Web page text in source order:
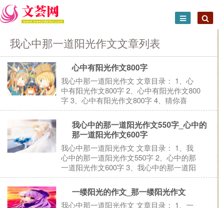
我心中那一道阳光作文文章列表
心中有阳光作文800字
我心中那一道阳光作文 文章目录： 1、心
中有阳光作文800字 2、心中有阳光作文800
字 3、心中有阳光作文800字 4、猜你喜
欢： 1、心中有阳光作文800字 抬头凝望天
空，伸手张开五指，碎金般的阳光温柔地穿
过指缝，一如你温暖的手掌抚摸我的全身，
仿...
我心中的那一道阳光作文550字_心中的
那一道阳光作文600字
我心中那一道阳光作文 文章目录： 1、我
心中的那一道阳光作文550字 2、心中的那
一道阳光作文600字 3、我心中的那一道阳
光作文800字 4、我心中的那一道阳光作文
5、我心中的那一道阳光作文 6、猜你喜
欢： 1、我心中的那一道阳光作文550字
一缕阳光的作文_那一缕阳光作文
我心中那一道阳光作文 文章目录： 1、一